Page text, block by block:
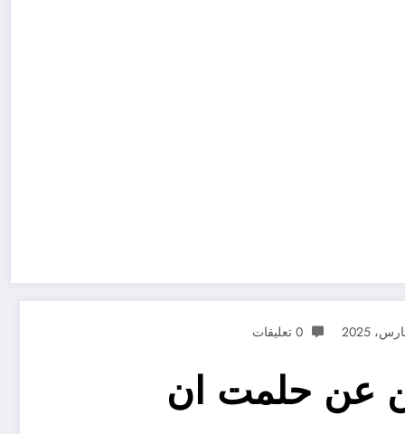
0 تعليقات
عن حلمت ان